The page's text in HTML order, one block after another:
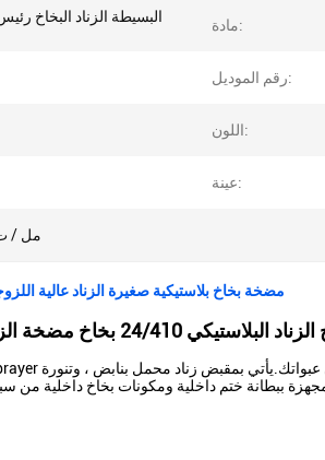
مادة:
رقم الموديل:
اللون:
عينة:
0.25 +/- 0.05
مضخة بخاخ بلاستيكية صغيرة الزناد عالية اللزوجة واضحة 24 مم 24/410
الزناد الصغيرة الشفافة ذات نوعية جيدة
ختم داخلية ومكونات بخاخ داخلية من